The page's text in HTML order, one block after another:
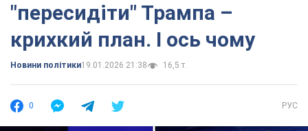
"пересидіти" Трампа –
крихкий план. І ось чому
Новини політики19.01.2026 21:38 16,5 т.
0 РУС